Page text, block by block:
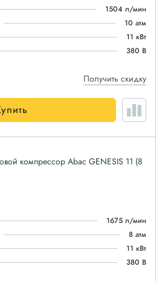
1504 л/мин
10 атм
11 кВт
380 В
Получить скидку
компрессор Abac GENESIS 11 (8
1675 л/мин
8 атм
11 кВт
380 В